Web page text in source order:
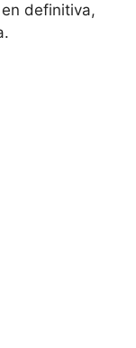
definitiva,